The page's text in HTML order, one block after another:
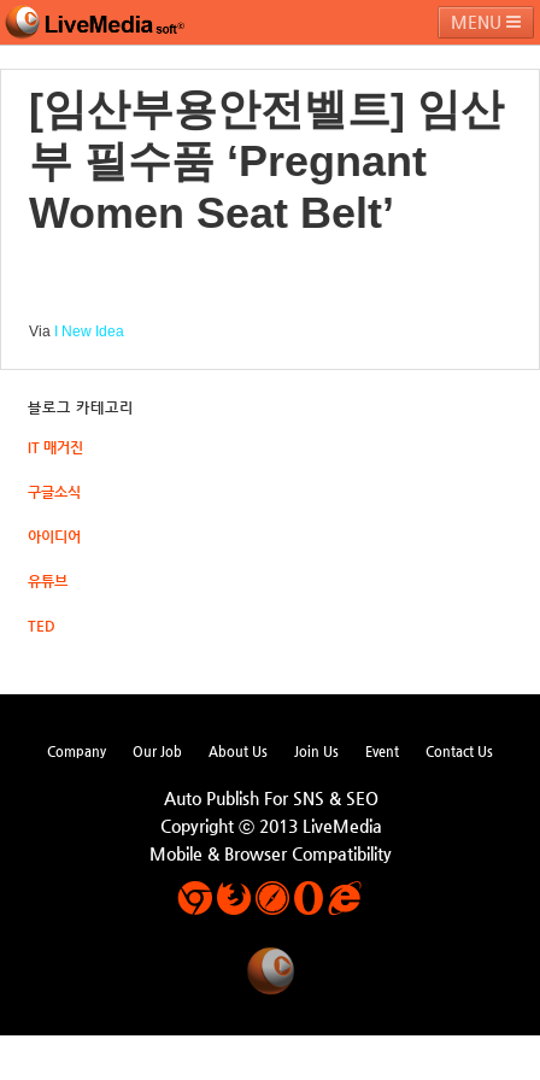
MENU
라이브미디어소프트 제품 및 서비스 블로그 커뮤니티
페밀리 사이트
[임산부용안전벨트] 임산
부 필수품 ‘Pregnant
Women Seat Belt’
Via I New Idea
블로그 카테고리
IT 매거진
구글소식
아이디어
유튜브
TED
Company Our Job About Us Join Us Event Contact Us
Auto Publish For SNS & SEO
Copyright ⓒ 2013 LiveMedia
Mobile & Browser Compatibility